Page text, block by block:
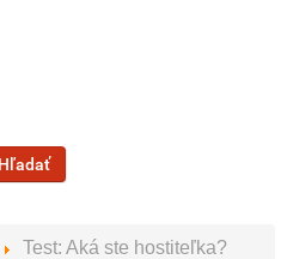
Hľadať
Test: Aká ste hostiteľka?